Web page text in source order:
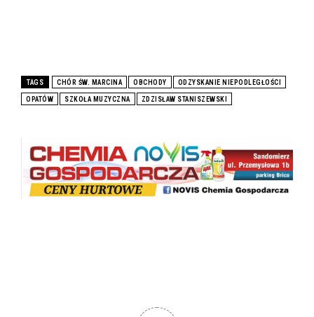
TAGS CHÓR ŚW. MARCINA OBCHODY ODZYSKANIE NIEPODLEGŁOŚCI
OPATÓW SZKOŁA MUZYCZNA ZDZISŁAW STANISZEWSKI